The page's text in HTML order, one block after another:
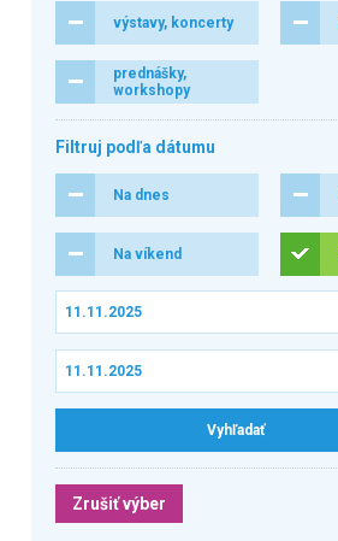
výstavy, koncerty
prednášky,
workshopy
Filtruj podľa dátumu
Na dnes
Na víkend
Zrušiť výber